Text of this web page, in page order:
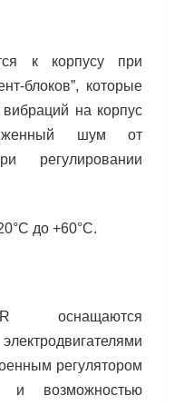
к корпусу при
блоков”, которые
на корпус
шум от
регулировании
до +60°С.
оснащаются
регулятором
и возможностью